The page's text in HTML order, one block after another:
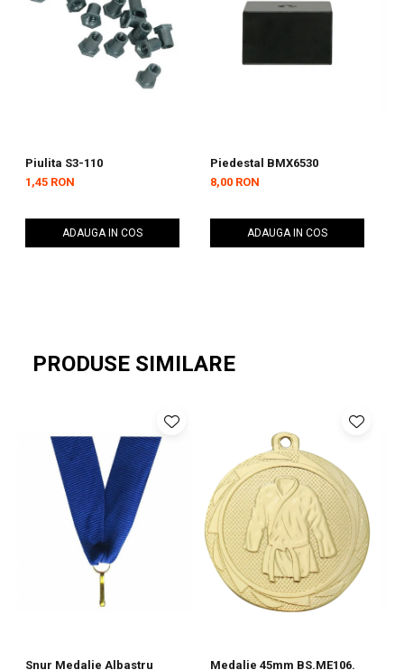
Piulita S3-110
1,45 RON
ADAUGA IN COS
Piedestal BMX6530
8,00 RON
ADAUGA IN COS
PRODUSE SIMILARE
Snur Medalie Albastru
Medalie 45mm BS.ME106.